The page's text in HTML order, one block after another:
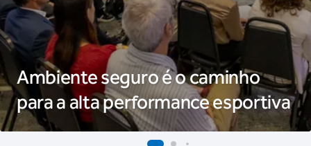
Ambiente seguro é o caminho
para a alta performance esportiva